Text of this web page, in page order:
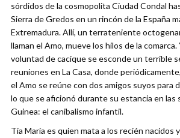
sórdidos de la cosmopolita Ciudad Condal
Sierra de Gredos en un rincón de la España
Extremadura. Allí, un terrateniente
llaman el Amo, mueve los hilos de la
voluntad de cacique se esconde un terrible
reuniones en La Casa, donde
el Amo se reúne con dos amigos suyos para
lo que se aficionó durante su estancia en las
Guinea: el canibalismo infantil.
Tía María es quien mata a los recién nacidos